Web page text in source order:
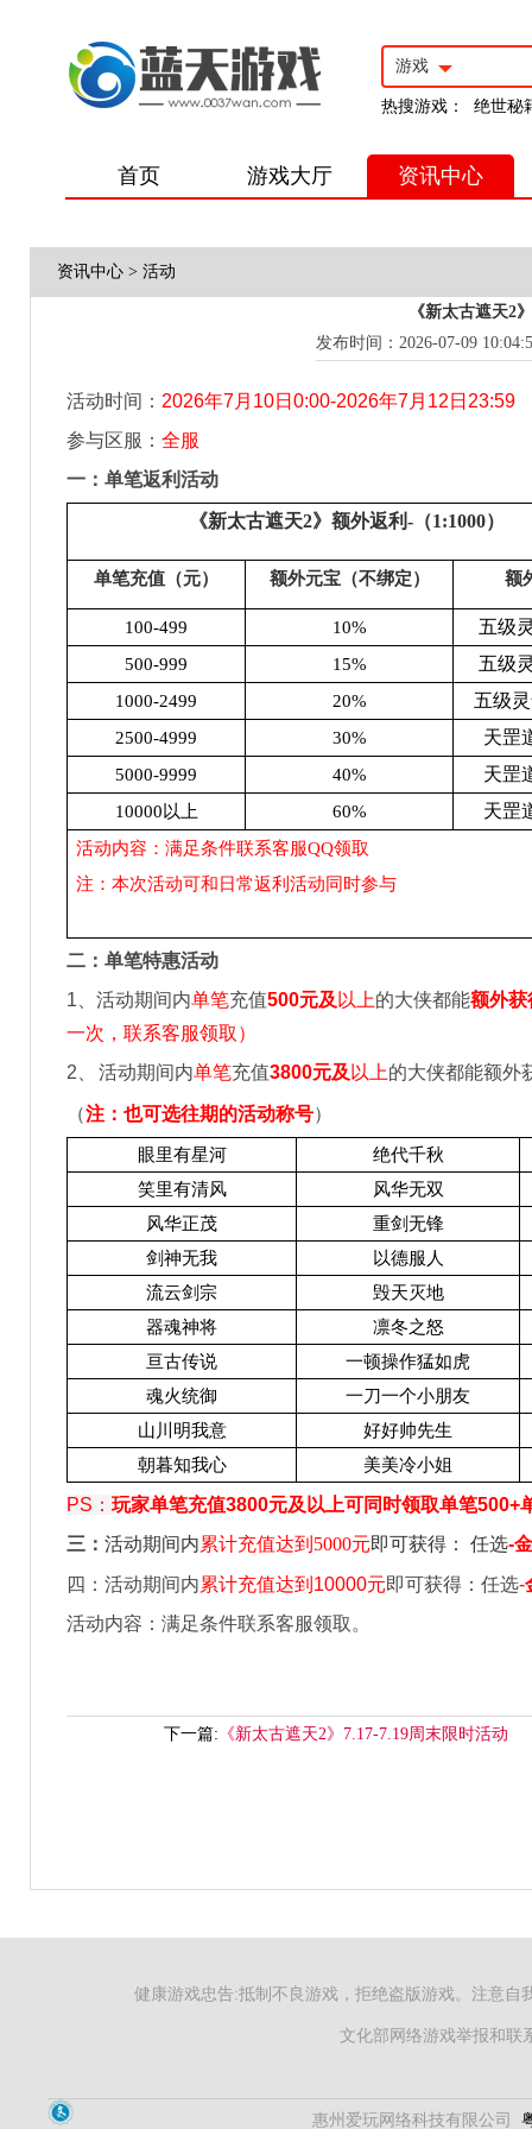
游戏
热搜游戏： 绝世秘
首页 游戏大厅 资讯中心
资讯中心 > 活动
《新太古遮天2
发布时间：2026-07-09
活动时间： 2026年7月10日0:00-2026年7月12日23:59
参与区服： 全服
一： 单笔返利活动
《新太古遮天2》额外返利-（1:1000）
单笔充值（元） 额外元宝（不绑定） 额
100-499 10% 五级
500-999 15% 五级
1000-2499 20% 五级
2500-4999 30% 天罡
5000-9999 40% 天罡
10000以上 60% 天罡
活动内容：满足条件联系客服QQ领取
注：本次活动可和日常返利活动同时参与
二：单笔特惠活动
1 、活动期间内单笔充值500元及 以上的大侠都能额外获
一次，联系客服领取）
2
活动期间内单笔充值3800元及 以上的大侠都能额外
（注：也可选往期的活动称号）
眼里有星河
绝代千秋
笑里有清风
风华无双
风华正茂
重剑无锋
剑神无我
以德服人
流云剑宗
毁天灭地
器魂神将
凛冬之怒
亘古传说
一顿操作猛如虎
魂火统御
一刀一个小朋友
山川明我意
好好帅先生
朝暮知我心
美美冷小姐
PS ： 玩家单笔充值3800元及以上可同时领取单笔500+
三： 活动期间内累计充值达到 5000元即可获得： 任选-
四：活动期间内累计充值达到10000元即可获得：任选-
活动内容：满足条件联系客服领取。
下一篇: 《新太古遮天2》7.17-7.19周末限时活动
健康游戏忠告:抵制不良游戏，拒绝盗版游戏。注意
文化部网络游戏举报和联
惠州爱玩网络科技有限公司